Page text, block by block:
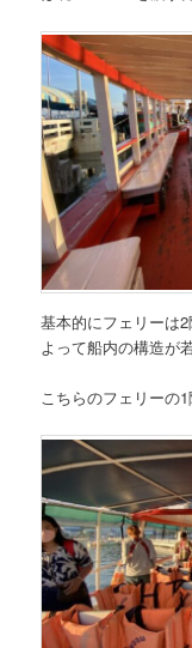
基本的にフェリーは
よって船内の構造が
こちらのフェリーの